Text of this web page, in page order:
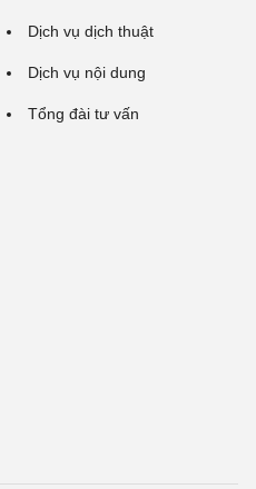
Dịch vụ dịch thuật
Dịch vụ nội dung
Tổng đài tư vấn